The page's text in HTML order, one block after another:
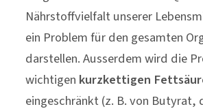
Die meisten Darmbakterien,
gehen, können jedoch nicht
zugeführt werden – sie sind
h., sie vertragen keinen Sauerstoff
deshalb nicht gezüchtet und in